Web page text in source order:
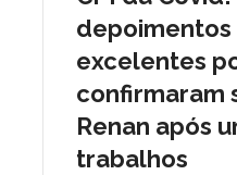
excelentes
confirmaram
Renan após
trabalhos